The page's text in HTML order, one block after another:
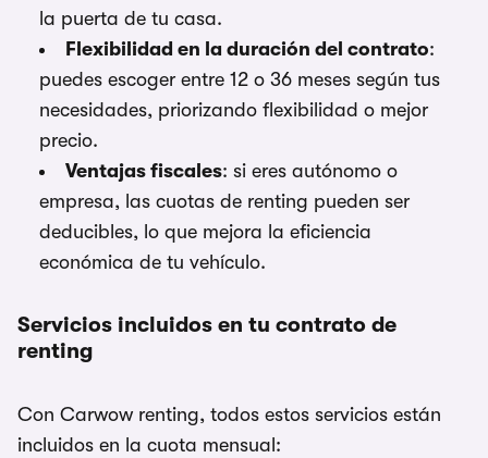
la puerta de tu casa.
Flexibilidad en la duración del contrato:
puedes escoger entre 12 o 36 meses según tus
necesidades, priorizando flexibilidad o mejor
precio.
Ventajas fiscales: si eres autónomo o
empresa, las cuotas de renting pueden ser
deducibles, lo que mejora la eficiencia
económica de tu vehículo.
Servicios incluidos en tu contrato de
renting
Con Carwow renting, todos estos servicios están
incluidos en la cuota mensual: